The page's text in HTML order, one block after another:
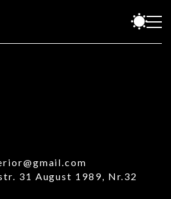
31 August 1989, Nr.32